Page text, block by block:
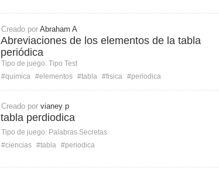
Creado por Abraham A
Abreviaciones de los elementos de la tabla
periódica
Tipo de juego: Tipo Test
#quimica #elementos #tabla #fisica #periodica
Creado por vianey p
tabla perdiodica
Tipo de juego: Palabras Secretas
#ciencias #tabla #periodica